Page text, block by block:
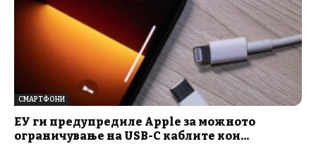
СМАРТФОНИ
ЕУ ги предупредиле Apple за можното
ограничување на USB-C каблите кои...